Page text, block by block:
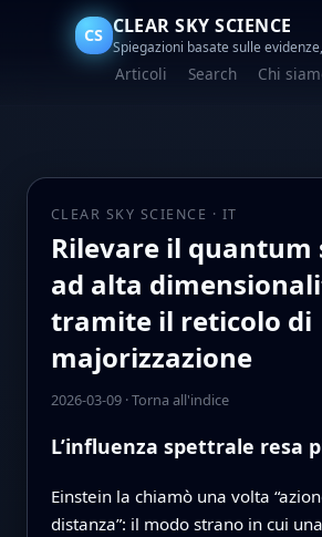
CS CLEAR SKY SCIENCE
Spiegazioni basate sulle
Articoli Search Chi
CLEAR SKY SCIENCE · IT
Rilevare il quantum
ad alta
tramite il reticolo di
majorizzazione
2026-03-09·Torna all'indice
L’influenza spettrale resa
Einstein la chiamò una volta
distanza”: il modo strano in cui